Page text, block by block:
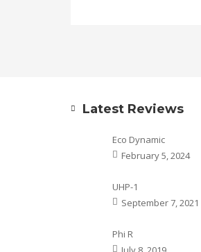
Latest Reviews
Eco Dynamic
February 5, 2024
UHP-1
September 7, 2021
Phi R